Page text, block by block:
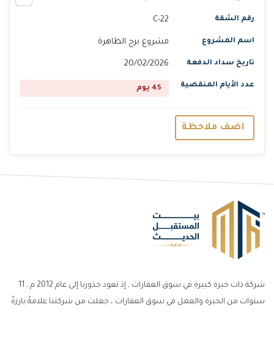
C-22
مشروع برج الظاهرة
20/02/2026
45 يوم
اضف ملاحظة
شركة ذات خبرة كبيرة في سوق العقارات , إذ تعود جذورنا إلى عام 2012 م , 11
سنوات من الخبرة والعمل في سوق العقارات ، جعلت من شركتنا علامةً بارزةً